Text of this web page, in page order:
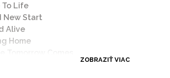
To Life
New Start
Alive
Home
ZOBRAZIŤ VIAC